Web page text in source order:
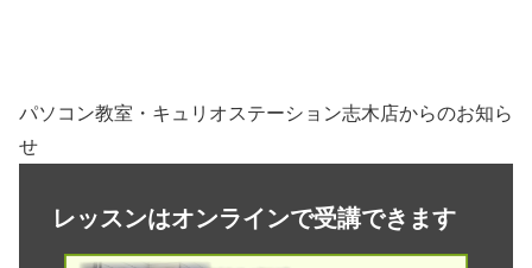
パソコン教室・キュリオステーション志木店からのお知ら
せ
レッスンはオンラインで受講できます